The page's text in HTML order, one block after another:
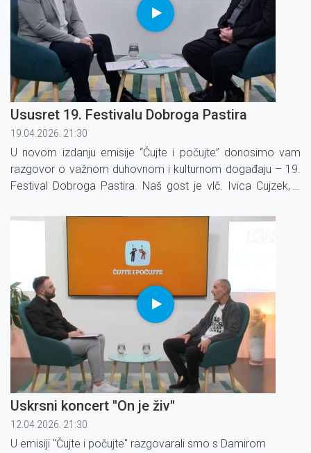
Ususret 19. Festivalu Dobroga Pastira
19.04.2026. 21:30
U novom izdanju emisije “Čujte i počujte” donosimo vam
razgovor o važnom duhovnom i kulturnom događaju – 19.
Festival Dobroga Pastira. Naš gost je vlč. Ivica Cujzek, s
događaja.
Uskrsni koncert ''On je živ''
12.04.2026. 21:30
U emisiji ''Čujte i počujte'' razgovarali smo s Damirom